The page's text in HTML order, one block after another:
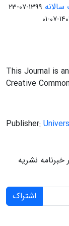
1399-07-23
1404-
This Journal is
Creative
Publisher:
نشریه
اشتراک